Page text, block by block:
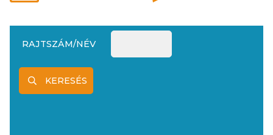
RAJTSZÁM/NÉV
KERESÉS